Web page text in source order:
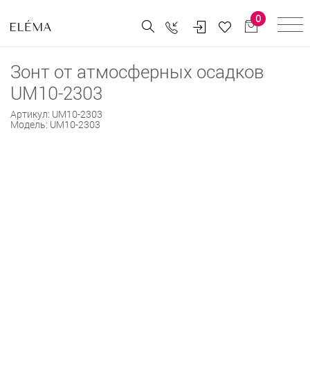
0
Зонт от атмосферных осадков
UM10-2303
Артикул: UM10-2303
Модель: UM10-2303